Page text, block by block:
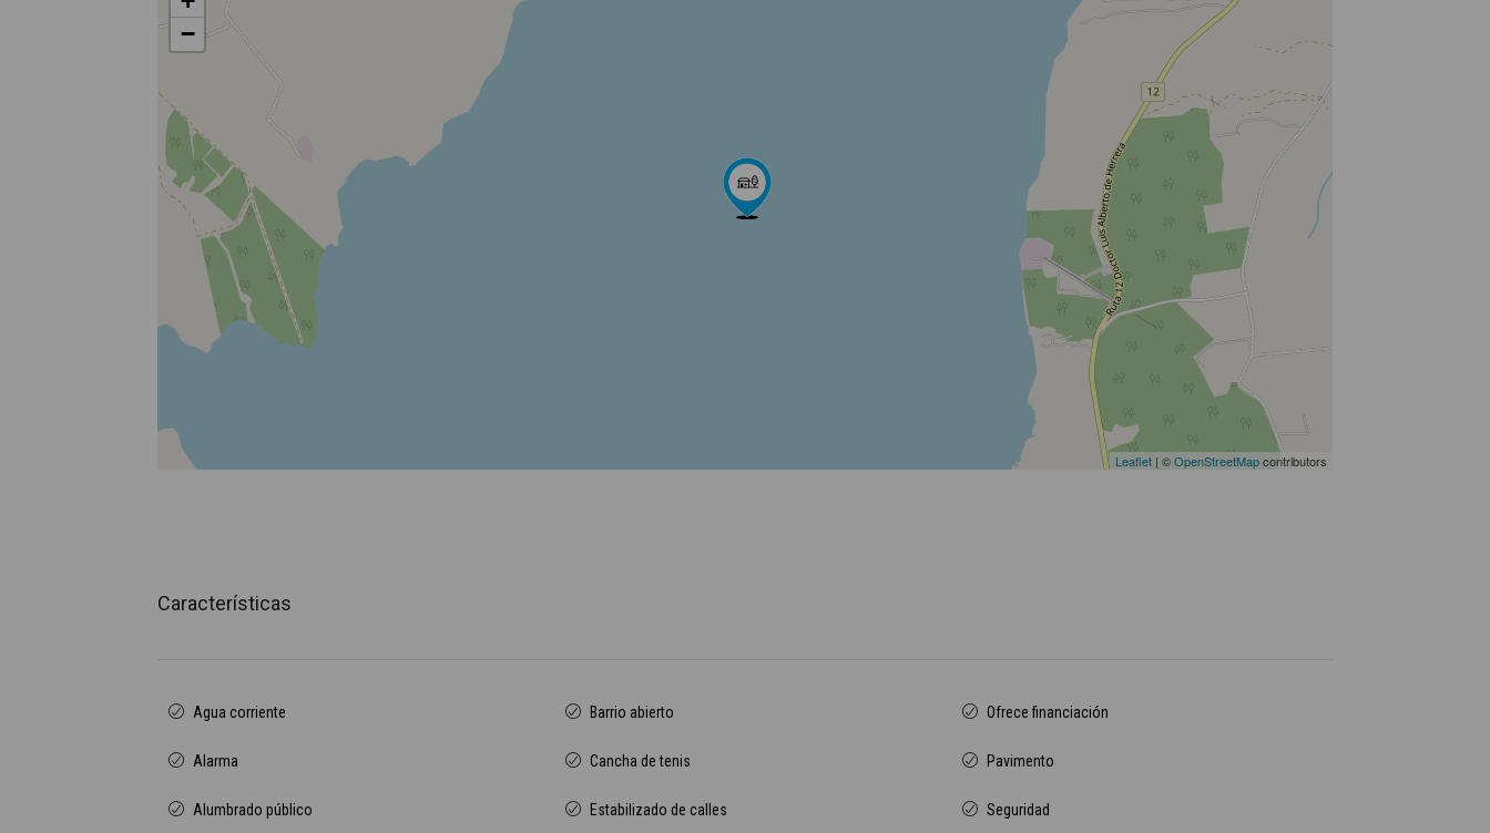
−
Leaflet | ©OpenStreetMapcontributors
Características
Agua corriente
Alarma
Alumbrado público
Barrio abierto
Cancha de tenis
Estabilizado de calles
Ofrece financiación
Pavimento
Seguridad